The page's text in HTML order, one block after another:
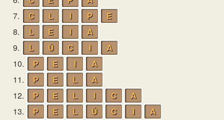
7.
C L I P
E
8.
L E I
A
9.
L Ú C I
A
10.
P E I
A
11.
P E L
A
12.
P E L I C
A
13.
P E L Ú C I
A